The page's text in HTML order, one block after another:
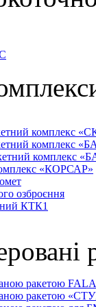
комплекс
комплекс
комплекс
«КОРСАР»
озброєння
КТК1
ракетою
ракетою